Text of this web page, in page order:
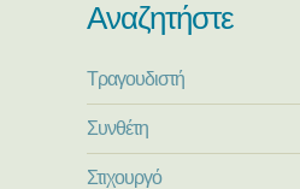
Αναζητήστε
Τραγουδιστή
Συνθέτη
Στιχουργό